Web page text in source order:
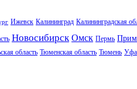
Ижевск Калининград Калининградская
Новосибирск Омск Пермь
область Тюменская область Тюмень Уфа